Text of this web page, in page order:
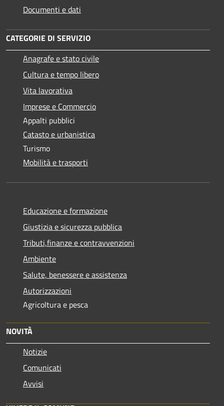
Documenti e dati
CATEGORIE DI SERVIZIO
Anagrafe e stato civile
Cultura e tempo libero
Vita lavorativa
Imprese e Commercio
Appalti pubblici
Catasto e urbanistica
Turismo
Mobilità e trasporti
Educazione e formazione
Giustizia e sicurezza pubblica
Tributi,finanze e contravvenzioni
Ambiente
Salute, benessere e assistenza
Autorizzazioni
Agricoltura e pesca
NOVITÀ
Notizie
Comunicati
Avvisi